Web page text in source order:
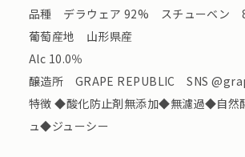
品種 デラウェア 92% スチューベン
葡萄産地 山形県産
Alc 10.0％
醸造所 GRAPE REPUBLIC SNS
特徴 ◆酸化防止剤無添加◆無濾過◆自然
ュ◆ジューシー